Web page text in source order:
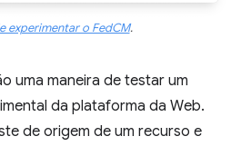
experimentar o FedCM.
uma maneira de testar um
da plataforma da Web.
de origem de um recurso e